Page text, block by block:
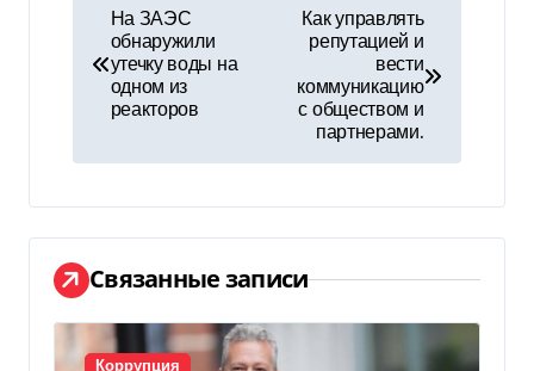
и
г
а
ц
и
На ЗАЭС
обнаружили
утечку воды на
одном из
реакторов
Как управлять
репутацией и
вести
коммуникацию
с обществом и
партнерами.
Связанные записи
Коррупция